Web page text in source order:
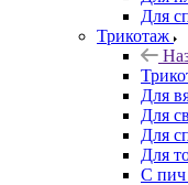
Для
Трикотаж
Для
Для
Для
Для
С пич